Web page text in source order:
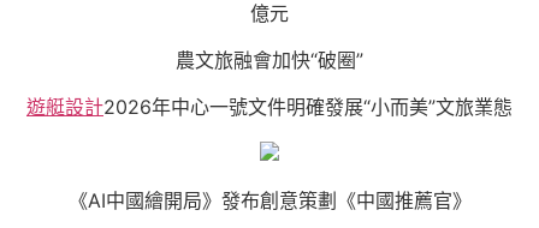
億元
農文旅融會加快“破圈”
遊艇設計2026年中心一號文件明確發展“小而美”文旅業態
《AI中國繪開局》發布創意策劃《中國推薦官》